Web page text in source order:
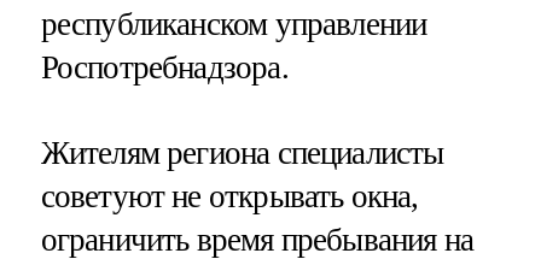
республиканском управлении
Роспотребнадзора.
Жителям региона специалисты
советуют не открывать окна,
ограничить время пребывания на